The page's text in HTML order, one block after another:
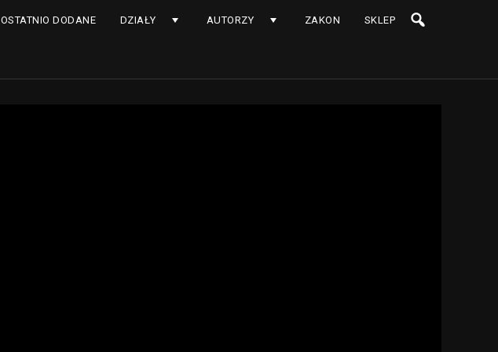
OSTATNIO DODANE DZIAŁY AUTORZY ZAKON SKLEP